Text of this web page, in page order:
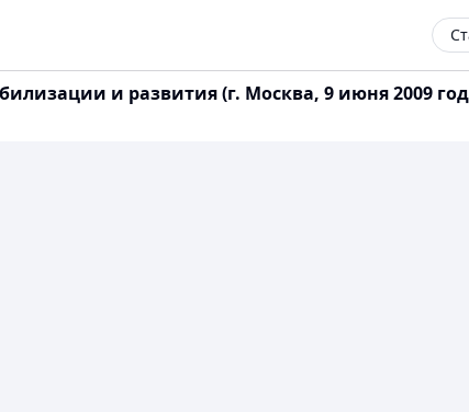
и развития (г. Москва, 9 июня 2009